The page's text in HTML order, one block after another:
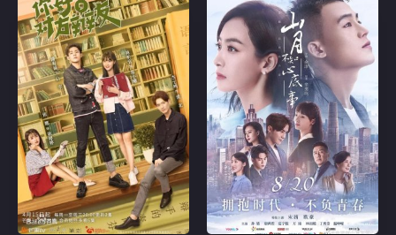
Все серии Все серии